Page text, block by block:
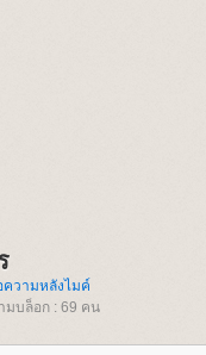
ความหลังไมค์
มบล็อก : 69 คน